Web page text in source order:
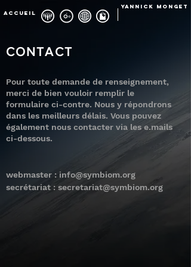
ACCUEIL
YANNICK MONGET
CONTACT
Pour toute demande de renseignement,
merci de bien vouloir remplir le
formulaire ci-contre. Nous y répondrons
dans les meilleurs délais. Vous pouvez
également nous contacter via les e.mails
ci-dessous.
webmaster : info@symbiom.org
secrétariat : secretariat@symbiom.org